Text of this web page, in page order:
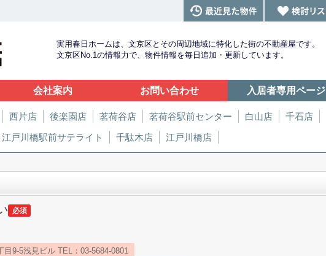
実用春日ホームは、文京区とその周辺地域に特化した街の不動産屋です。
文京区No.1の情報力で、物件情報を毎日追加・更新しています。
会社案内 お問い合わせ 入居者専用ページ
西片店 後楽園店 茗荷谷店 茗荷谷駅前センター 白山店
千石店
江戸川橋駅前サテライト 千駄木店 江戸川橋店
必須
9-5浅見ビル TEL：03-5684-0801